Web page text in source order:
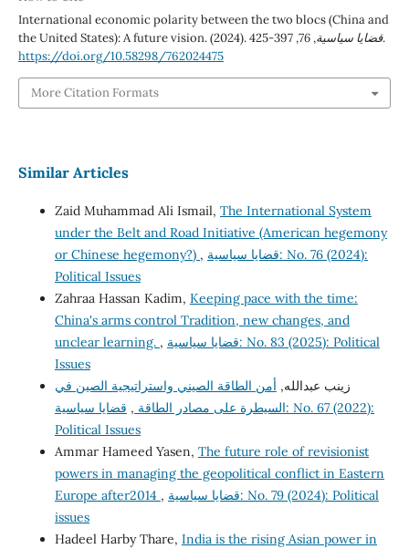
International economic polarity between the two blocs (China and
the United States): A future vision. (2024).
قضايا سياسية,
76
, 397-425.
https://doi.org/10.58298/762024475
More Citation Formats
Similar Articles
Zaid Muhammad Ali Ismail, The International System
under the Belt and Road Initiative (American hegemony
or Chinese hegemony?) , قضايا سياسية: No. 76 (2024):
Political Issues
Zahraa Hassan Kadim, Keeping pace with the time:
China's arms control Tradition, new changes, and
unclear learning. , قضايا سياسية: No. 83 (2025): Political
Issues
زينب عبدالله, أمن الطاقة الصيني واستراتيجية الصين في
السيطرة على مصادر الطاقة , قضايا سياسية: No. 67 (2022):
Political Issues
Ammar Hameed Yasen, The future role of revisionist
powers in managing the geopolitical conflict in Eastern
Europe after2014 , قضايا سياسية: No. 79 (2024): Political
issues
Hadeel Harby Thare, India is the rising Asian power in